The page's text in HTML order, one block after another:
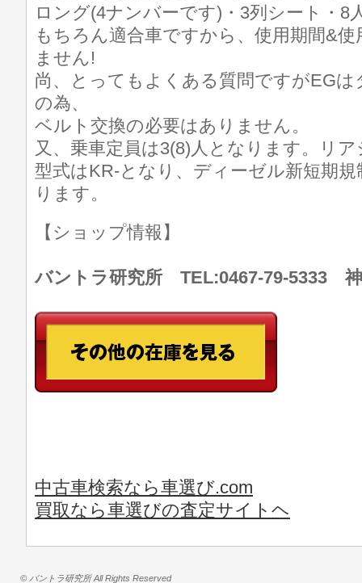
ロング(4ナンバーです)・3列シート・8
もちろん適合車ですから、使用期間&
ません!
尚、とってもよくある質問ですがEG
の為、
ベルト交換の必要はありません。
又、乗車定員は3(8)人となります。リ
型式はKR-となり、ディーゼル新短期
ります。
【ショップ情報】
バントラ研究所 TEL:0467-79-5333 神
中古車検索なら車選び.com
買取なら車選びの査定サイトヘ
© バントラ研究所 All Rights Reserved